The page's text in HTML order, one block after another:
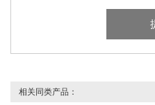
相关同类产品：